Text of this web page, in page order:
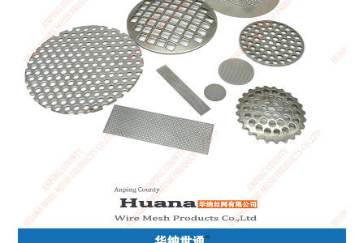
中华人民共和国
North & South America
USA / English
Canada / English